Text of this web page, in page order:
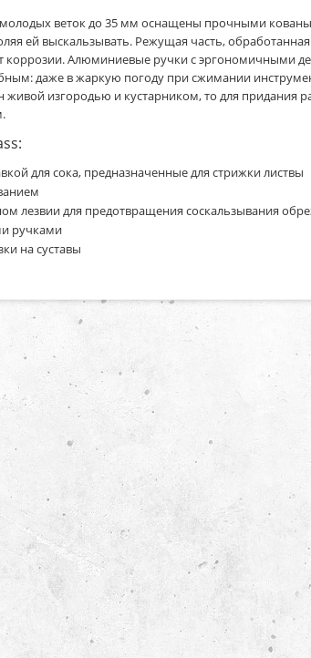
веток до 35 мм оснащены прочными
ей выскальзывать. Режущая часть,
Алюминиевые ручки с эргономичными
даже в жаркую погоду при сжимании
живой изгородью и кустарником, то для придания
для сока, предназначенные для стрижки листвы
лезвии для предотвращения соскальзывания
ручками
на суставы